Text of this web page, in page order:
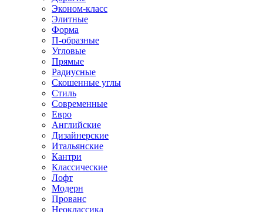
Эконом-класс
Элитные
Форма
П-образные
Угловые
Прямые
Радиусные
Скошенные углы
Стиль
Современные
Евро
Английские
Дизайнерские
Итальянские
Кантри
Классические
Лофт
Модерн
Прованс
Неоклассика